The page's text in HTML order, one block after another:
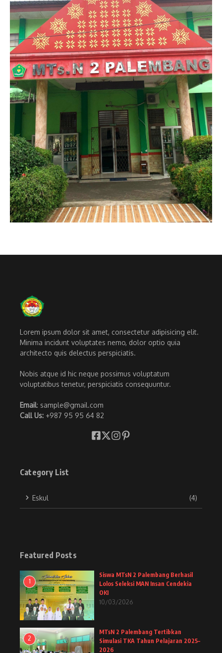
Lorem ipsum dolor sit amet, consectetur adipisicing elit.
Minima incidunt voluptates nemo, dolor optio quia
architecto quis delectus perspiciatis.
Nobis atque id hic neque possimus voluptatum
voluptatibus tenetur, perspiciatis consequuntur.
Email: sample@gmail.com
Call Us: +987 95 95 64 82
Category List
Eskul (4)
Featured Posts
1
Siswa MTsN 2 Palembang Berhasil
Lolos Seleksi MAN Insan Cendekia
OKI
10/03/2026
2
MTsN 2 Palembang Tertibkan
Simulasi TKA Tahun Pelajaran 2025–
2026